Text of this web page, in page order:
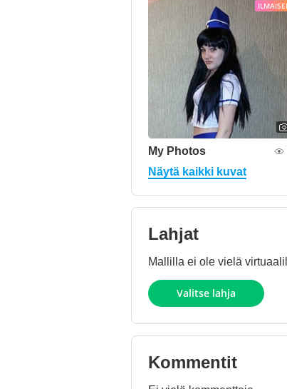
My Photos
Näytä kaikki kuvat
Lahjat
Mallilla ei ole vielä
Valitse lahja
Kommentit